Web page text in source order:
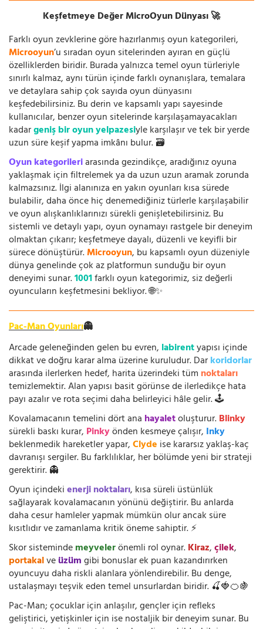
Keşfetmeye Değer MicroOyun Dünyası 🚀
Farklı oyun zevklerine göre hazırlanmış oyun kategorileri,
Microoyun’u sıradan oyun sitelerinden ayıran en güçlü
özelliklerden biridir. Burada yalnızca temel oyun türleriyle
sınırlı kalmaz, aynı türün içinde farklı oynanışlara, temalara
ve detaylara sahip çok sayıda oyun dünyasını
keşfedebilirsiniz. Bu derin ve kapsamlı yapı sayesinde
kullanıcılar, benzer oyun sitelerinde karşılaşamayacakları
kadargeniş bir oyun yelpazesiyle karşılaşır ve tek bir yerde
uzun süre keşif yapma imkânı bulur. 🗃️
Oyun kategorileriarasında gezindikçe, aradığınız oyuna
yaklaşmak için filtrelemek ya da uzun uzun aramak zorunda
kalmazsınız. İlgi alanınıza en yakın oyunları kısa sürede
bulabilir, daha önce hiç denemediğiniz türlerle karşılaşabilir
ve oyun alışkanlıklarınızı sürekli genişletebilirsiniz. Bu
sistemli ve detaylı yapı, oyun oynamayı rastgele bir deneyim
olmaktan çıkarır; keşfetmeye dayalı, düzenli ve keyifli bir
sürece dönüştürür.Microoyun, bu kapsamlı oyun düzeniyle
dünya genelinde çok az platformun sunduğu bir oyun
deneyimi sunar.1001farklı oyun kategorimiz, siz değerli
oyuncuların keşfetmesini bekliyor. 🌐✨
Pac-Man Oyunları👻
Arcade geleneğinden gelen bu evren, labirentyapısı içinde
dikkat ve doğru karar alma üzerine kuruludur. Darkoridorlar
arasında ilerlerken hedef, harita üzerindeki tüm noktaları
temizlemektir. Alan yapısı basit görünse de ilerledikçe hata
payı azalır ve rota seçimi daha belirleyici hâle gelir. 🕹️
Kovalamacanın temelini dört ana hayaletoluşturur.Blinky
sürekli baskı kurar, Pinkyönden kesmeye çalışır, Inky
beklenmedik hareketler yapar,Clyde ise kararsız yaklaş-kaç
davranışı sergiler. Bu farklılıklar, her bölümde yeni bir strateji
gerektirir. 👻
Oyun içindekienerji noktaları, kısa süreli üstünlük
sağlayarak kovalamacanın yönünü değiştirir. Bu anlarda
daha cesur hamleler yapmak mümkün olur ancak süre
kısıtlıdır ve zamanlama kritik öneme sahiptir. ⚡
Skor sistemindemeyvelerönemli rol oynar.Kiraz,çilek,
portakalveüzümgibi bonuslar ek puan kazandırırken
oyuncuyu daha riskli alanlara yönlendirebilir. Bu denge,
ustalaşmayı teşvik eden temel unsurlardan biridir. 🍒🍓🍊🍇
Pac-Man; çocuklar için anlaşılır, gençler için refleks
geliştirici, yetişkinler için ise nostaljik bir deneyim sunar. Bu